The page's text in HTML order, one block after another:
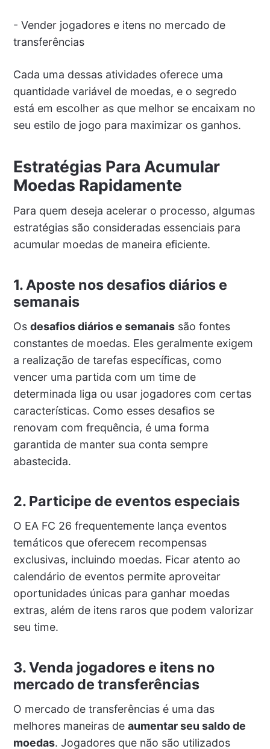
- Vender jogadores e itens no mercado de
transferências
Cada uma dessas atividades oferece uma
quantidade variável de moedas, e o segredo
está em escolher as que melhor se encaixam no
seu estilo de jogo para maximizar os ganhos.
Estratégias Para Acumular
Moedas Rapidamente
Para quem deseja acelerar o processo, algumas
estratégias são consideradas essenciais para
acumular moedas de maneira eficiente.
1. Aposte nos desafios diários e
semanais
Os desafios diários e semanaissão fontes
constantes de moedas. Eles geralmente exigem
a realização de tarefas específicas, como
vencer uma partida com um time de
determinada liga ou usar jogadores com certas
características. Como esses desafios se
renovam com frequência, é uma forma
garantida de manter sua conta sempre
abastecida.
2. Participe de eventos especiais
O EA FC 26 frequentemente lança eventos
temáticos que oferecem recompensas
exclusivas, incluindo moedas. Ficar atento ao
calendário de eventos permite aproveitar
oportunidades únicas para ganhar moedas
extras, além de itens raros que podem valorizar
seu time.
3. Venda jogadores e itens no
mercado de transferências
O mercado de transferências é uma das
melhores maneiras de aumentar seu saldo de
moedas. Jogadores que não são utilizados